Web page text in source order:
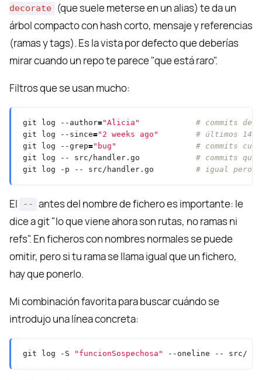
decorate
(que suele meterse en un alias) te da un
árbol compacto con hash corto, mensaje y referencias
(ramas y tags). Es la vista por defecto que deberías
mirar cuando un repo te parece "que está raro".
Filtros que se usan mucho:
git log --author="Alicia"
# commits de
git log --since="2 weeks ago"
# últimos 14
git log --grep="bug"
# commits
git log -- src/handler.go # commits
git log -p -- src/handler.go # igual pero
El --
antes del nombre de fichero es importante: le
dice a git "lo que viene ahora son rutas, no ramas ni
refs". En ficheros con nombres normales se puede
omitir, pero si tu rama se llama igual que un fichero,
hay que ponerlo.
Mi combinación favorita para buscar cuándo se
introdujo una línea concreta:
git log -S "funcionSospechosa"